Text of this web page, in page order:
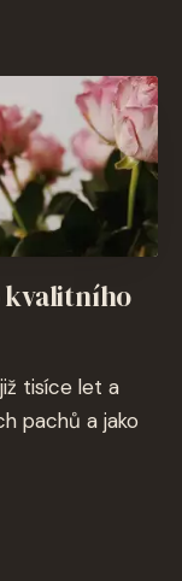
kvalitního
tisíce let a
pachů a jako